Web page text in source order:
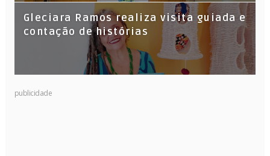
Gleciara Ramos realiza visita guiada e
contação de histórias
publicidade